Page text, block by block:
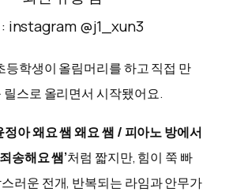
instagram @j1_xun3
등학생이 올림머리를 하고 직접 만
릴스로 올리면서 시작됐어요.
정아 왜요 쌤 왜요 쌤 / 피아노 방에서
송해요 쌤’처럼 짧지만, 힘이 쭉 빠
러운 전개, 반복되는 라임과 안무가